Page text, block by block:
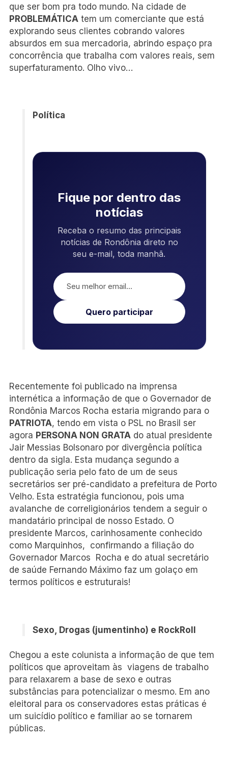
que ser bom pra todo mundo. Na cidade de
PROBLEMÁTICA tem um comerciante que está
explorando seus clientes cobrando valores
absurdos em sua mercadoria, abrindo espaço pra
concorrência que trabalha com valores reais, sem
superfaturamento. Olho vivo…
Política
Fique por dentro das
notícias
Receba o resumo das principais
notícias de Rondônia direto no
seu e-mail, toda manhã.
Quero participar
Recentemente foi publicado na imprensa
internética a informação de que o Governador de
Rondônia Marcos Rocha estaria migrando para o
PATRIOTA, tendo em vista o PSL no Brasil ser
agora PERSONA NON GRATA do atual presidente
Jair Messias Bolsonaro por divergência política
dentro da sigla. Esta mudança segundo a
publicação seria pelo fato de um de seus
secretários ser pré-candidato a prefeitura de Porto
Velho. Esta estratégia funcionou, pois uma
avalanche de correligionários tendem a seguir o
mandatário principal de nosso Estado. O
presidente Marcos, carinhosamente conhecido
como Marquinhos, confirmando a filiação do
Governador Marcos Rocha e do atual secretário
de saúde Fernando Máximo faz um golaço em
termos políticos e estruturais!
Sexo, Drogas (jumentinho) e RockRoll
Chegou a este colunista a informação de que tem
políticos que aproveitam às viagens de trabalho
para relaxarem a base de sexo e outras
substâncias para potencializar o mesmo. Em ano
eleitoral para os conservadores estas práticas é
um suicídio político e familiar ao se tornarem
públicas.